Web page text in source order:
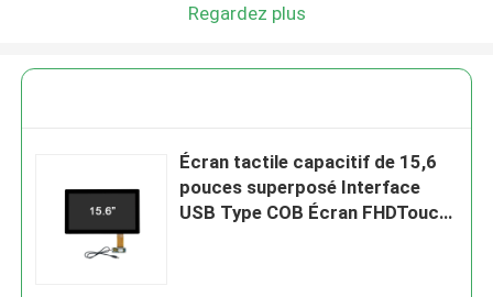
Regardez plus
Écran tactile capacitif de 15,6
pouces superposé Interface
USB Type COB Écran FHDTouch